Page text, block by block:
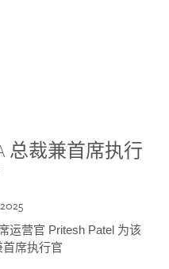
总裁兼首席执行
运营官 Pritesh Patel 为该
席执行官